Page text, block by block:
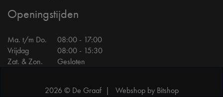
Openingstijden
Ma. t/m Do.
08:00 - 17:00
Vrijdag
08:00 - 15:30
Zat. & Zon.
Gesloten
2026 © De Graaf | Webshop by Bitshop